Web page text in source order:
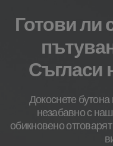
Готови ли
Съгласи
Докоснете
незабавно с
обикновено